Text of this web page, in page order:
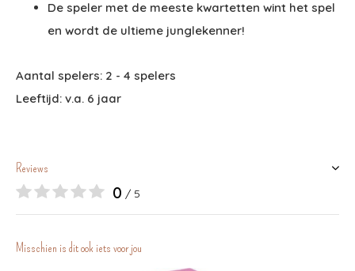
De speler met de meeste kwartetten wint het spel
en wordt de ultieme junglekenner!
Aantal spelers: 2 - 4 spelers
Leeftijd: v.a. 6 jaar
Reviews
0 / 5
Misschien is dit ook iets voor jou